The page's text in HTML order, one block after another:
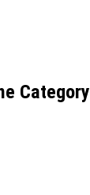
Category